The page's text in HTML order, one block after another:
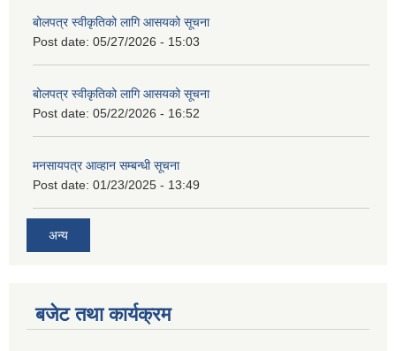
बोलपत्र स्वीकृतिको लागि आसयको सूचना
Post date: 05/27/2026 - 15:03
बोलपत्र स्वीकृतिको लागि आसयको सूचना
Post date: 05/22/2026 - 16:52
मनसायपत्र आव्हान सम्बन्धी सूचना
Post date: 01/23/2025 - 13:49
अन्य
बजेट तथा कार्यक्रम